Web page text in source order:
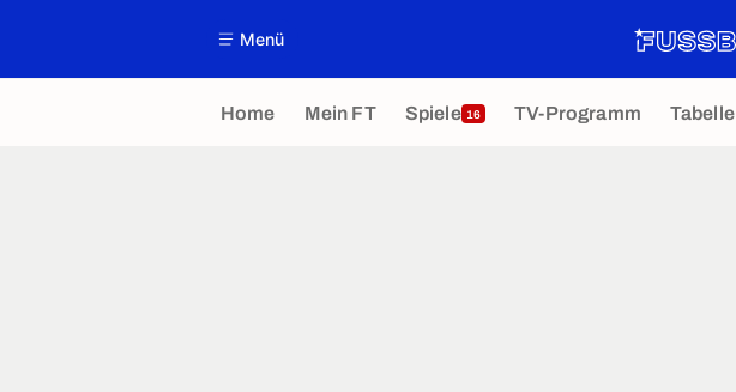
Menü
Home Mein FT Spiele 16 TV-Programm Tabelle